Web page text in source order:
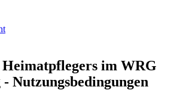
im WRG
Nutzungsbedingungen